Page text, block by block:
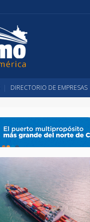
DIRECTORIO DE EMPRESAS